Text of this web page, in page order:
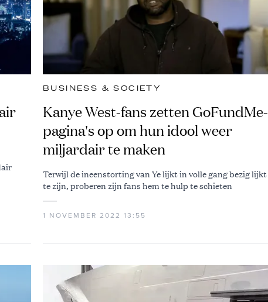
BUSINESS & SOCIETY
Kanye West-fans zetten GoFundMe-
pagina's op om hun idool weer
miljardair te maken
Terwijl de ineenstorting van Ye lijkt in volle gang bezig lijkt
te zijn, proberen zijn fans hem te hulp te schieten
1 NOVEMBER 2022 13:55